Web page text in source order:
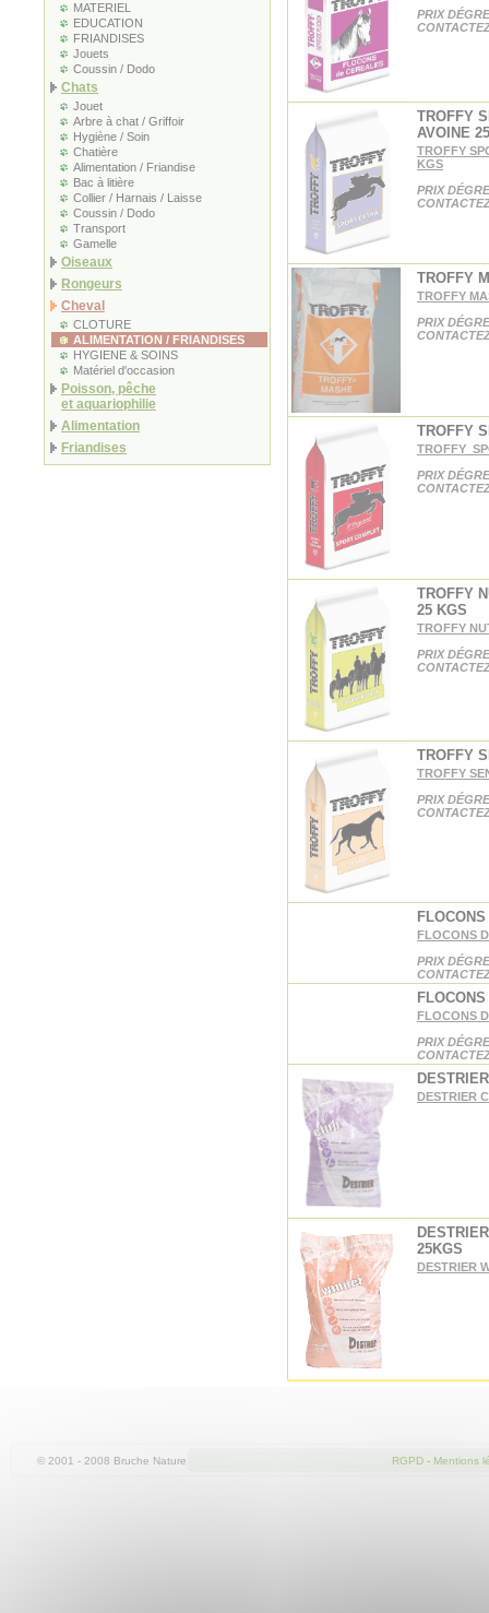
MATERIEL
EDUCATION
FRIANDISES
Jouets
Coussin / Dodo
Chats
Jouet
Arbre à chat / Griffoir
Hygiène / Soin
Chatière
Alimentation / Friandise
Bac à litière
Collier / Harnais / Laisse
Coussin / Dodo
Transport
Gamelle
Oiseaux
Rongeurs
Cheval
CLOTURE
ALIMENTATION / FRIANDISES
HYGIENE & SOINS
Matériel d'occasion
Poisson, pêche
et aquariophilie
Alimentation
Friandises
PRIX
TROFFY
AVOINE
TROFFY
KGS
PRIX
TROFFY
TROFFY
PRIX
TROFFY
TROFFY
PRIX
TROFFY
25 KGS
TROFFY
PRIX
TROFFY
TROFFY
PRIX
FLOCONS
PRIX
FLOCONS
PRIX
DESTRIER
25KGS
DESTRIER
© 2001 - 2008 Bruche Nature RGPD- Mentions